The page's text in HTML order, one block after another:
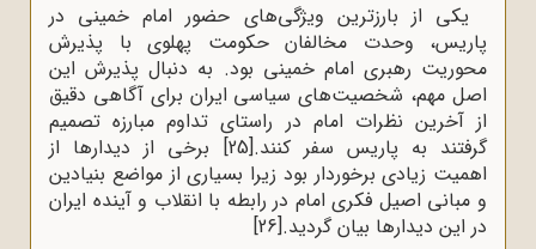
یکی از بارزترین ویژگی‌های حضور امام خمینی در
پاریس، وحدت مخالفان حکومت پهلوی با پذیرش
محوریت رهبری امام خمینی بود. به دنبال پذیرش این
اصل مهم، شخصیت‌های سیاسی ایران برای آگاهی دقیق
از آخرین نظرات امام در راستای تداوم مبارزه تصمیم
گرفتند به پاریس سفر کنند.[25] برخی از دیدارها از
اهمیت زیادی برخوردار بود زیرا بسیاری از مواضع بنیادین
و مبانی اصیل فکری امام در رابطه با انقلاب و آینده ایران
در این دیدارها بیان گردید.[26]